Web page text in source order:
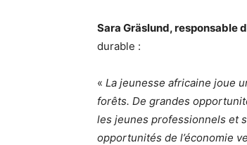
Sara Gräslund, responsable
durable :
« La jeunesse africaine joue
forêts. De grandes
les jeunes professionnels et
opportunités de l’économie